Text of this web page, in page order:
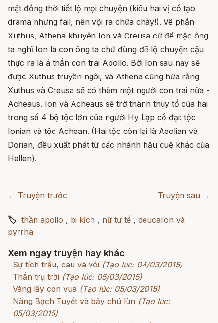
mặt đồng thời tiết lộ mọi chuyện (kiểu hai vị cố tạo
drama nhưng fail, nên vội ra chữa cháy!). Về phần
Xuthus, Athena khuyên Ion và Creusa cứ để mặc ông
ta nghĩ Ion là con ông ta chứ đừng để lộ chuyện cậu
thực ra là á thần con trai Apollo. Bởi Ion sau này sẽ
được Xuthus truyền ngôi, và Athena cũng hứa rằng
Xuthus và Creusa sẽ có thêm một người con trai nữa -
Acheaus. Ion và Acheaus sẽ trở thành thủy tổ của hai
trong số 4 bộ tộc lớn của người Hy Lạp cổ đại: tộc
Ionian và tộc Achean. (Hai tộc còn lại là Aeolian và
Dorian, đều xuất phát từ các nhánh hậu duệ khác của
Hellen).
← Truyện trước Truyện sau →
🏷 thần apollo , bi kịch , nữ tư tế , deucalion và
pyrrha
Xem ngay truyện hay khác
Sự tích trầu, cau và vôi (Tạo lúc: 04/03/2015)
Thần trụ trời (Tạo lúc: 05/03/2015)
Vàng lấy con vua (Tạo lúc: 05/03/2015)
Nàng Bạch Tuyết và bảy chú lùn (Tạo lúc:
05/03/2015)